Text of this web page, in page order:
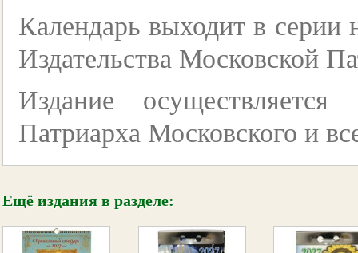
Календарь выходит в серии
Издательства Московской
Издание
Патриарха Московского и
Ещё издания в разделе: